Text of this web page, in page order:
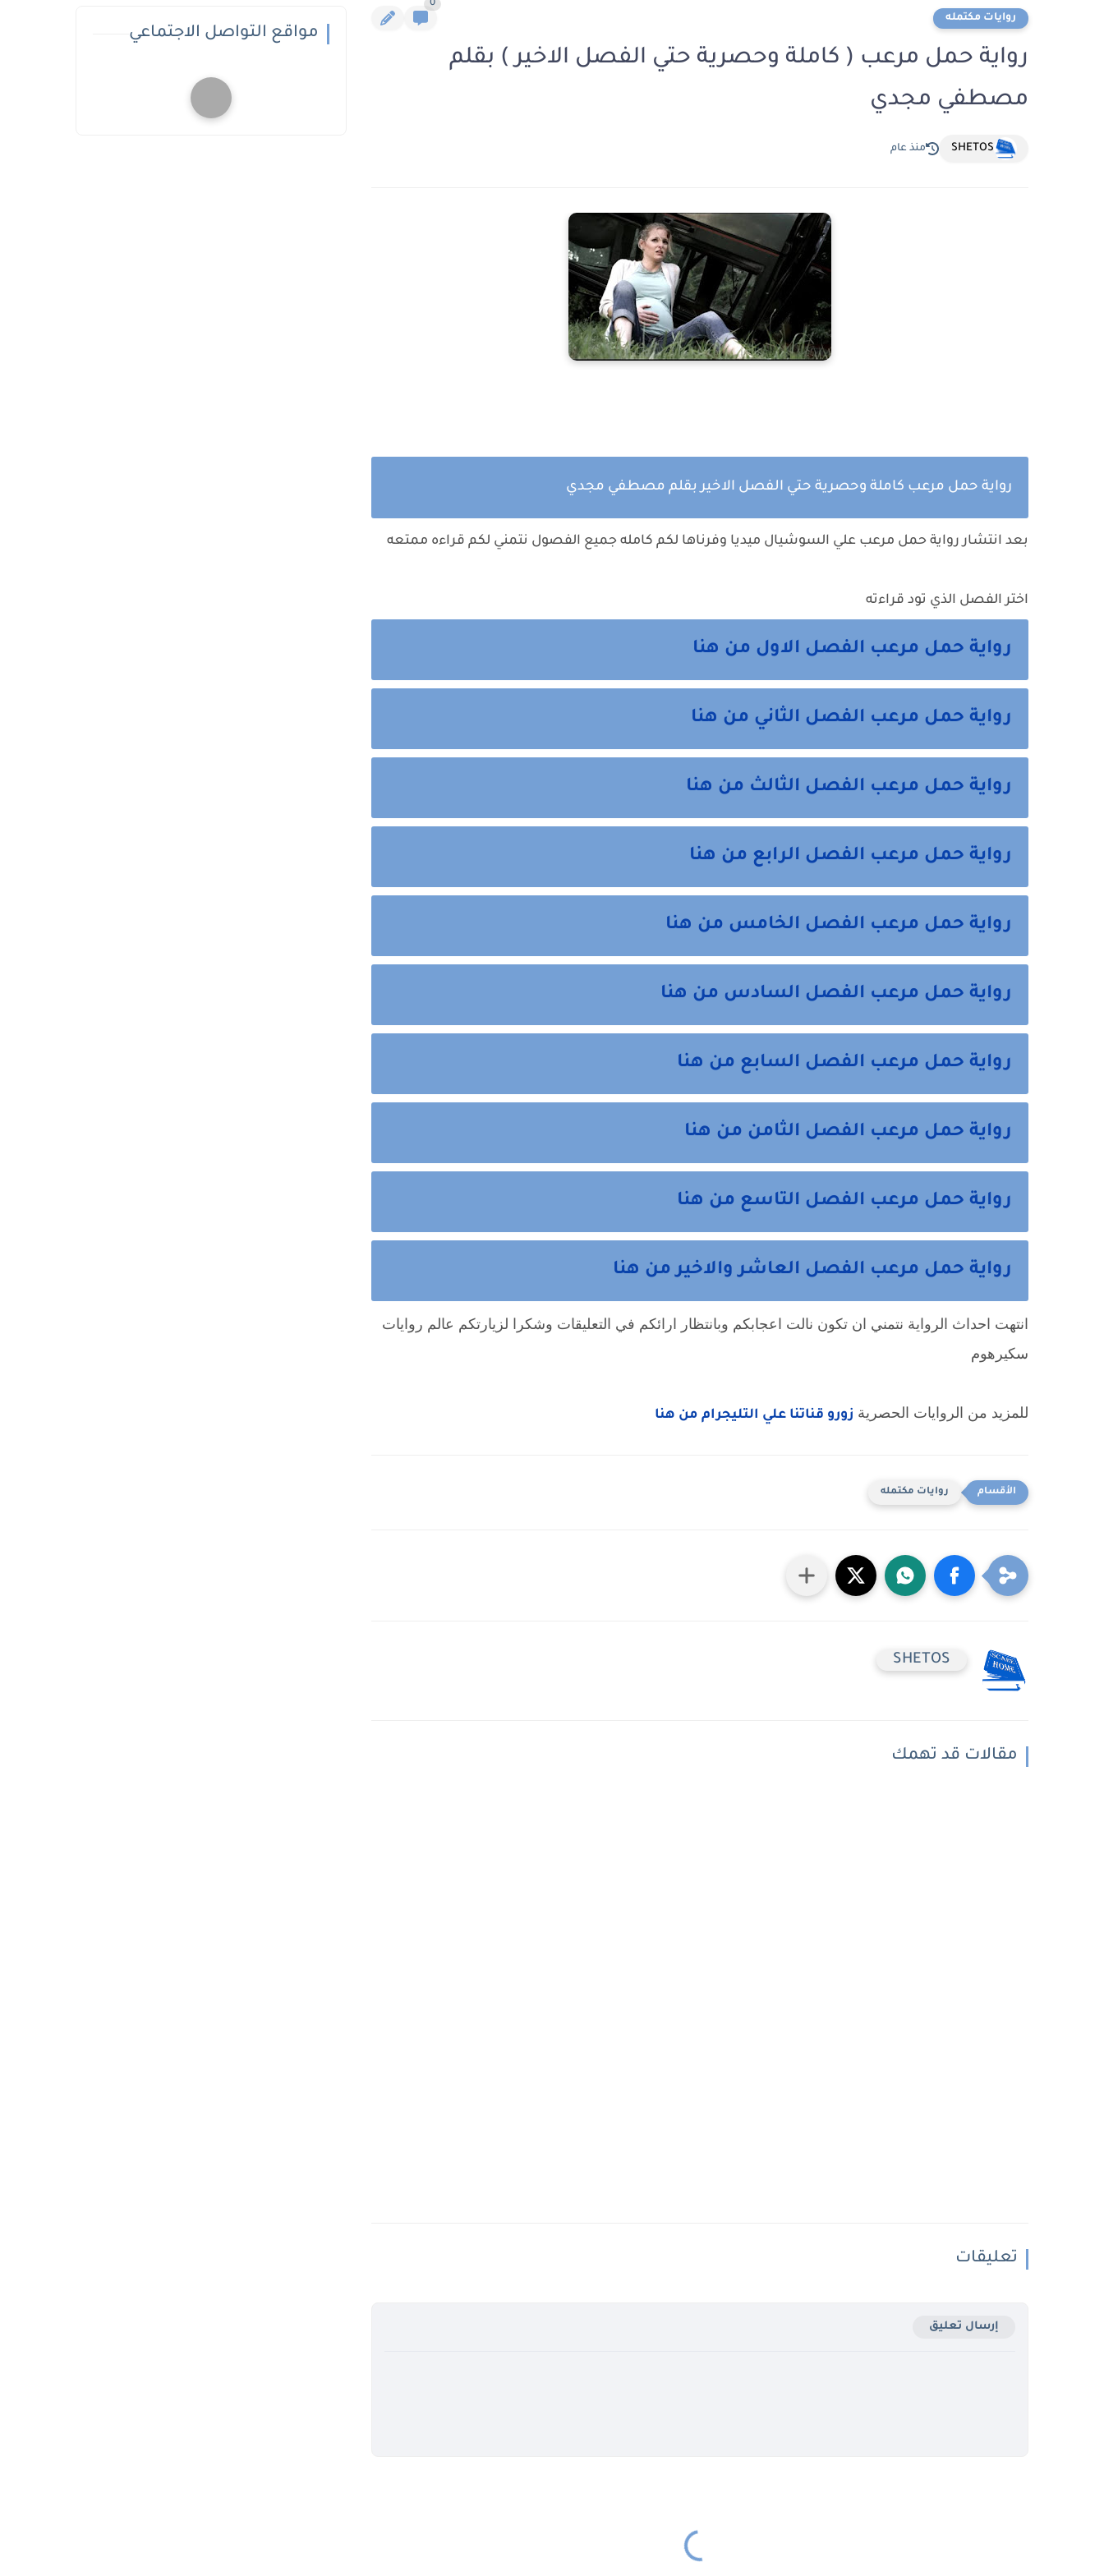
روايات مكتمله
0
رواية حمل مرعب ( كاملة وحصرية حتي الفصل الاخير ) بقلم
مصطفي مجدي
SHETOS منذ عام
رواية حمل مرعب كاملة وحصرية حتي الفصل الاخير بقلم مصطفي مجدي
بعد انتشار رواية حمل مرعب علي السوشيال ميديا وفرناها لكم كامله جميع الفصول نتمني لكم قراءه ممتعه
اختر الفصل الذي تود قراءته
رواية حمل مرعب الفصل الاول من هنا
رواية حمل مرعب الفصل الثاني من هنا
رواية حمل مرعب الفصل الثالث من هنا
رواية حمل مرعب الفصل الرابع من هنا
رواية حمل مرعب الفصل الخامس من هنا
رواية حمل مرعب الفصل السادس من هنا
رواية حمل مرعب الفصل السابع من هنا
رواية حمل مرعب الفصل الثامن من هنا
رواية حمل مرعب الفصل التاسع من هنا
رواية حمل مرعب الفصل العاشر والاخير من هنا
انتهت احداث الرواية نتمني ان تكون نالت اعجابكم وبانتظار ارائكم في التعليقات وشكرا لزيارتكم عالم روايات
سكيرهوم
للمزيد من الروايات الحصرية زورو قناتنا علي التليجرام من هنا
روايات مكتمله
SHETOS
مقالات قد تهمك
تعليقات
إرسال تعليق
مواقع التواصل الاجتماعي